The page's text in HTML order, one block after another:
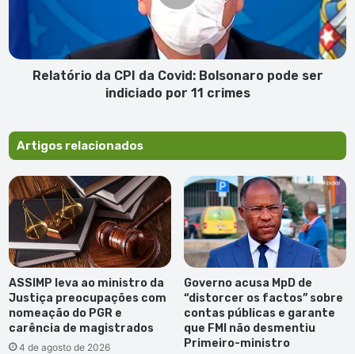
Bolsonaro
indiciado
Relatório da CPI da Covid: Bolsonaro pode ser
indiciado por 11 crimes
Artigos relacionados
ASSIMP leva ao ministro da
Justiça preocupações com
nomeação do PGR e
carência de magistrados
4 de agosto de 2026
Governo acusa MpD de
“distorcer os factos” sobre
contas públicas e garante
que FMI não desmentiu
Primeiro-ministro